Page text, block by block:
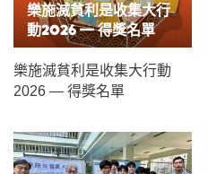
樂施滅貧利是收集大行
動2026 — 得獎名單
樂施滅貧利是收集大行動
2026 — 得獎名單